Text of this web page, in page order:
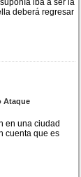
deberá regresar
Ataque
en una ciudad
cuenta que es